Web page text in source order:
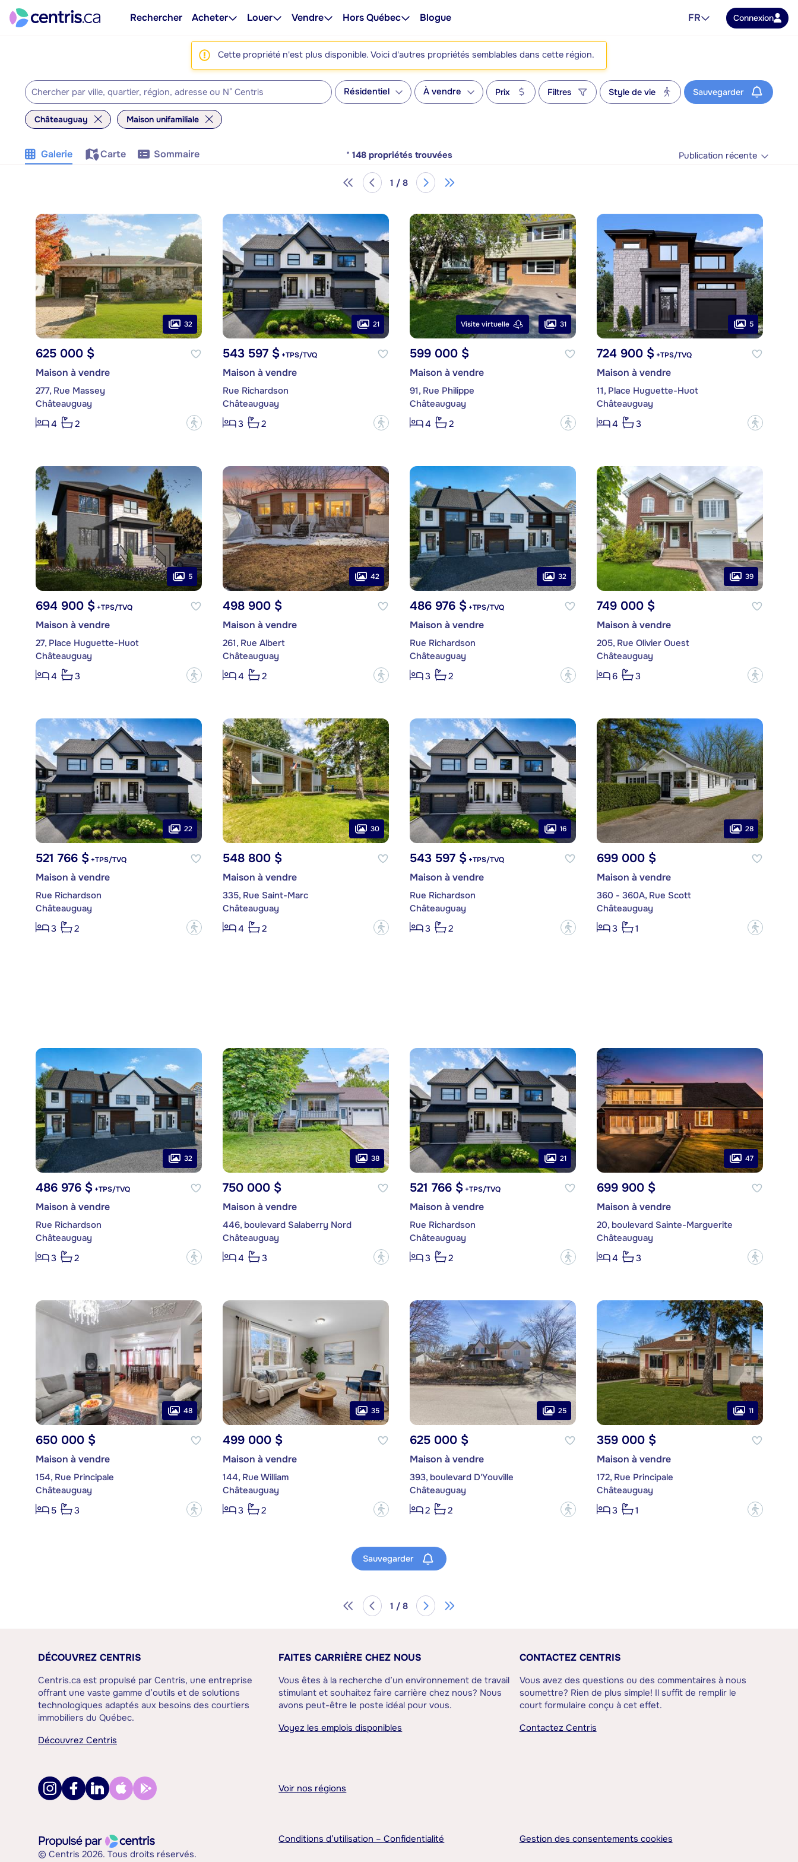
Rechercher Acheter Louer Vendre Hors Québec Blogue FR Connexion
Cette propriété n'est plus disponible. Voici d'autres propriétés semblables dans cette région.
Résidentiel À vendre Prix Filtres Style de vie Sauvegarder
Châteauguay Maison unifamiliale
Galerie Carte Sommaire * 148 propriétés trouvées Publication récente
1 / 8
32
625 000 $
Maison à vendre
277, Rue Massey
Châteauguay
4
2 ?
21
543 597 $+TPS/TVQ
Maison à vendre
Rue Richardson
Châteauguay
3
2 ?
Visite virtuelle 31
599 000 $
Maison à vendre
91, Rue Philippe
Châteauguay
4
2 ?
5
724 900 $+TPS/TVQ
Maison à vendre
11, Place Huguette-Huot
Châteauguay
4
3 ?
5
694 900 $+TPS/TVQ
Maison à vendre
27, Place Huguette-Huot
Châteauguay
4
3 ?
42
498 900 $
Maison à vendre
261, Rue Albert
Châteauguay
4
2 ?
32
486 976 $+TPS/TVQ
Maison à vendre
Rue Richardson
Châteauguay
3
2 ?
39
749 000 $
Maison à vendre
205, Rue Olivier Ouest
Châteauguay
6
3 ?
22
521 766 $+TPS/TVQ
Maison à vendre
Rue Richardson
Châteauguay
3
2 ?
30
548 800 $
Maison à vendre
335, Rue Saint-Marc
Châteauguay
4
2 ?
16
543 597 $+TPS/TVQ
Maison à vendre
Rue Richardson
Châteauguay
3
2 ?
28
699 000 $
Maison à vendre
360 - 360A, Rue Scott
Châteauguay
3
1 ?
32
486 976 $+TPS/TVQ
Maison à vendre
Rue Richardson
Châteauguay
3
2 ?
38
750 000 $
Maison à vendre
446, boulevard Salaberry Nord
Châteauguay
4
3 ?
21
521 766 $+TPS/TVQ
Maison à vendre
Rue Richardson
Châteauguay
3
2 ?
47
699 900 $
Maison à vendre
20, boulevard Sainte-Marguerite
Châteauguay
4
3 ?
48
650 000 $
Maison à vendre
154, Rue Principale
Châteauguay
5
3 ?
35
499 000 $
Maison à vendre
144, Rue William
Châteauguay
3
2 ?
25
625 000 $
Maison à vendre
393, boulevard D'Youville
Châteauguay
2
2 ?
11
359 000 $
Maison à vendre
172, Rue Principale
Châteauguay
3
1 ?
Sauvegarder
1 / 8
DÉCOUVREZ CENTRIS
Centris.ca est propulsé par Centris, une entreprise
offrant une vaste gamme d’outils et de solutions
technologiques adaptés aux besoins des courtiers
immobiliers du Québec.
Découvrez Centris
FAITES CARRIÈRE CHEZ NOUS
Vous êtes à la recherche d’un environnement de travail
stimulant et souhaitez faire carrière chez nous? Nous
avons peut-être le poste idéal pour vous.
Voyez les emplois disponibles
CONTACTEZ CENTRIS
Vous avez des questions ou des commentaires à nous
soumettre? Rien de plus simple! Il suffit de remplir le
court formulaire conçu à cet effet.
Contactez Centris
Voir nos régions
© Centris 2026. Tous droits réservés.
Conditions d’utilisation – Confidentialité Gestion des consentements cookies